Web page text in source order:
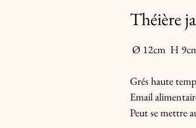
Théière
Ø 12cm H
Grés haute
Email
Peut se mettre